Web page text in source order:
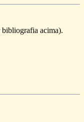
bibliografia acima).